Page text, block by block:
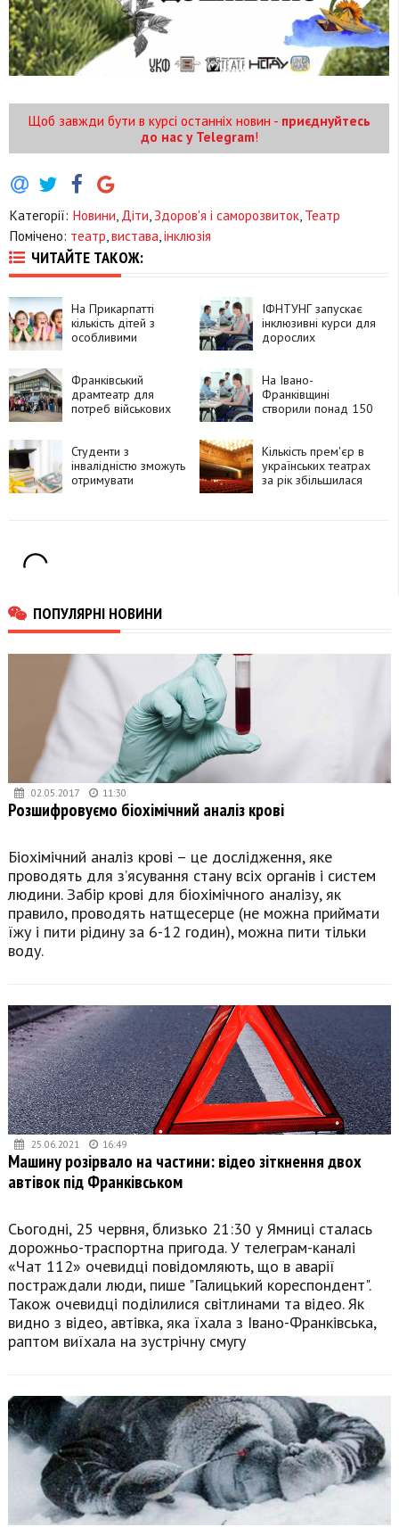
Щоб завжди бути в курсі останніх новин - приєднуйтесь
до нас у Telegram!
Категорії: Новини Діти Здоров'я і саморозвиток Театр
Помічено: театр вистава інклюзія
ЧИТАЙТЕ ТАКОЖ:
На Прикарпатті
кількість дітей з
особливими
разів
ІФНТУНГ запускає
інклюзивні курси для
дорослих
Франківський
драмтеатр для
потреб військових
На Івано-
Франківщині
створили понад 150
Студенти з
інвалідністю зможуть
отримувати
Кількість прем'єр в
українських театрах
за рік збільшилася
ПОПУЛЯРНІ НОВИНИ
02.05.2017 11:30
Розшифровуємо біохімічний аналіз крові
Біохімічний аналіз крові – це дослідження, яке
проводять для з’ясування стану всіх органів і систем
людини. Забір крові для біохімічного аналізу, як
правило, проводять натщесерце (не можна приймати
їжу і пити рідину за 6-12 годин), можна пити тільки
воду.
25.06.2021 16:49
Машину розірвало на частини: відео зіткнення двох
автівок під Франківськом
Сьогодні, 25 червня, близько 21:30 у Ямниці сталась
дорожньо-траспортна пригода. У телеграм-каналі
«Чат 112» очевидці повідомляють, що в аварії
постраждали люди, пише "Галицький кореспондент".
Також очевидці поділилися світлинами та відео. Як
видно з відео, автівка, яка їхала з Івано-Франківська,
раптом виїхала на зустрічну смугу